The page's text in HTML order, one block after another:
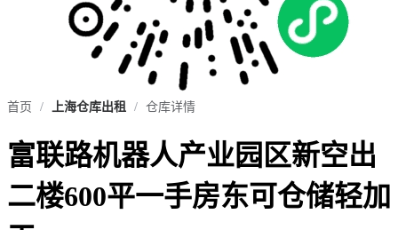
首页 / 上海仓库出租 / 仓库详情
富联路机器人产业园区新空出
二楼600平一手房东可仓储轻加